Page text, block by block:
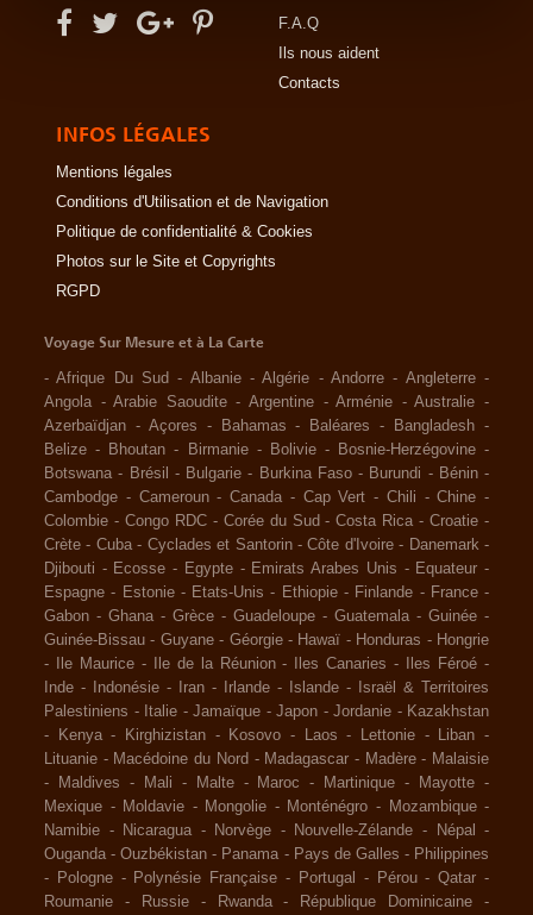
F.A.Q
Ils nous aident
Contacts
INFOS LÉGALES
Mentions légales
Conditions d'Utilisation et de Navigation
Politique de confidentialité & Cookies
Photos sur le Site et Copyrights
RGPD
Voyage Sur Mesure et à La Carte
-Afrique Du Sud - Albanie -Algérie -Andorre - Angleterre -
Angola -Arabie Saoudite -Argentine -Arménie -Australie -
Azerbaïdjan - Açores - Bahamas - Baléares - Bangladesh -
Belize - Bhoutan - Birmanie - Bolivie - Bosnie-Herzégovine -
Botswana - Brésil - Bulgarie - Burkina Faso - Burundi - Bénin -
Cambodge - Cameroun - Canada - Cap Vert - Chili -Chine -
Colombie - Congo RDC - Corée du Sud -Costa Rica -Croatie -
Crète - Cuba - Cyclades et Santorin -Côte d'Ivoire - Danemark -
Djibouti - Ecosse - Egypte - Emirats Arabes Unis - Equateur -
Espagne - Estonie - Etats-Unis - Ethiopie - Finlande - France -
Gabon - Ghana - Grèce - Guadeloupe - Guatemala - Guinée -
Guinée-Bissau - Guyane - Géorgie - Hawaï - Honduras - Hongrie
-
Ile Maurice - Ile de la Réunion - Iles Canaries - Iles Féroé -
Inde - Indonésie - Iran - Irlande - Islande -
Israël & Territoires
Palestiniens - Italie - Jamaïque - Japon - Jordanie - Kazakhstan
-
Kenya - Kirghizistan - Kosovo - Laos - Lettonie - Liban -
Lituanie - Macédoine du Nord - Madagascar - Madère - Malaisie
-
Maldives - Mali - Malte - Maroc - Martinique - Mayotte -
Mexique - Moldavie - Mongolie - Monténégro - Mozambique -
Namibie - Nicaragua - Norvège - Nouvelle-Zélande - Népal
-
Ouganda -Ouzbékistan - Panama - Pays de Galles - Philippines
-
Pologne - Polynésie Française - Portugal - Pérou -Qatar -
Roumanie
- Russie - Rwanda - République Dominicaine -